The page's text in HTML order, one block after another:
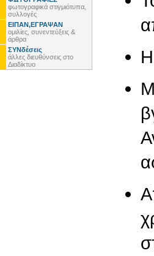
φωτογραφικά στιγμιότυπα,
συλλογές
ΕΙΠΑΝ,ΕΓΡΑΨΑΝ
ομιλίες, συνεντεύξεις &
άρθρα
ΣΥΝδέσεις
άλλες διευθύνσεις στο
Διαδίκτυο